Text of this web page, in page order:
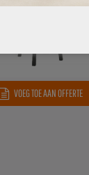
VOEG TOE AAN OFFERTE